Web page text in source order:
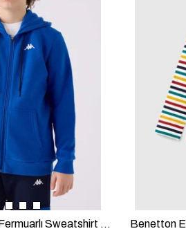
Kappa Erkek Çocuk Fermuarlı Sweatshirt 5-16 Yaş Mavi